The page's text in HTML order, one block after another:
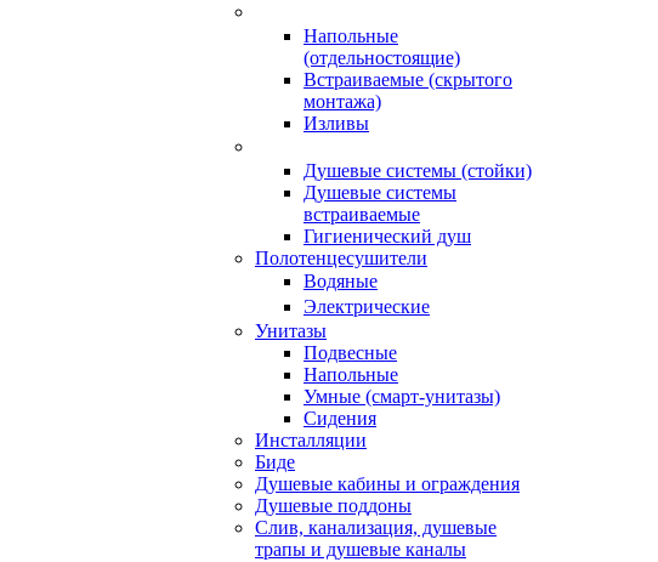
Напольные
(отдельностоящие)
Встраиваемые (скрытого
монтажа)
Изливы
Душевые системы (стойки)
Душевые системы
встраиваемые
Гигиенический душ
Полотенцесушители
ㅤВодяные
ㅤЭлектрические
Унитазы
Подвесные
Напольные
Умные (смарт-унитазы)
Сидения
Инсталляции
Биде
Душевые кабины и ограждения
Душевые поддоны
Слив, канализация, душевые
трапы и душевые каналы